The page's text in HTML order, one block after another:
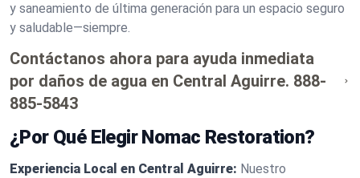
y saneamiento de última generación para un espacio seguro
y saludable—siempre.
Contáctanos ahora para ayuda inmediata
por daños de agua en Central Aguirre. 888-
885-5843
¿Por Qué Elegir Nomac Restoration?
Experiencia Local en Central Aguirre: Nuestro